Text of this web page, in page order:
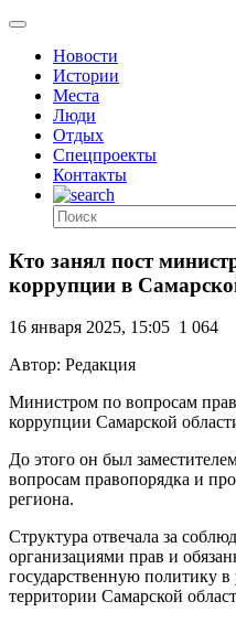
Новости
Истории
Места
Люди
Отдых
Спецпроекты
Контакты
Кто занял пост
коррупции в
16 января 2025, 15:05 1 064
Автор: Редакция
Министром по вопросам
коррупции Самарской
До этого он был
вопросам правопорядка и
региона.
Структура отвечала за
организациями прав и
государственную политику
территории Самарской